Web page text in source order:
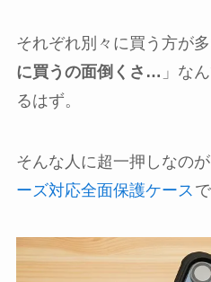
それぞれ別々に買う方が
に買うの面倒くさ… 」な
るはず。
そんな人に超一押しなの
ーズ対応全面保護ケース